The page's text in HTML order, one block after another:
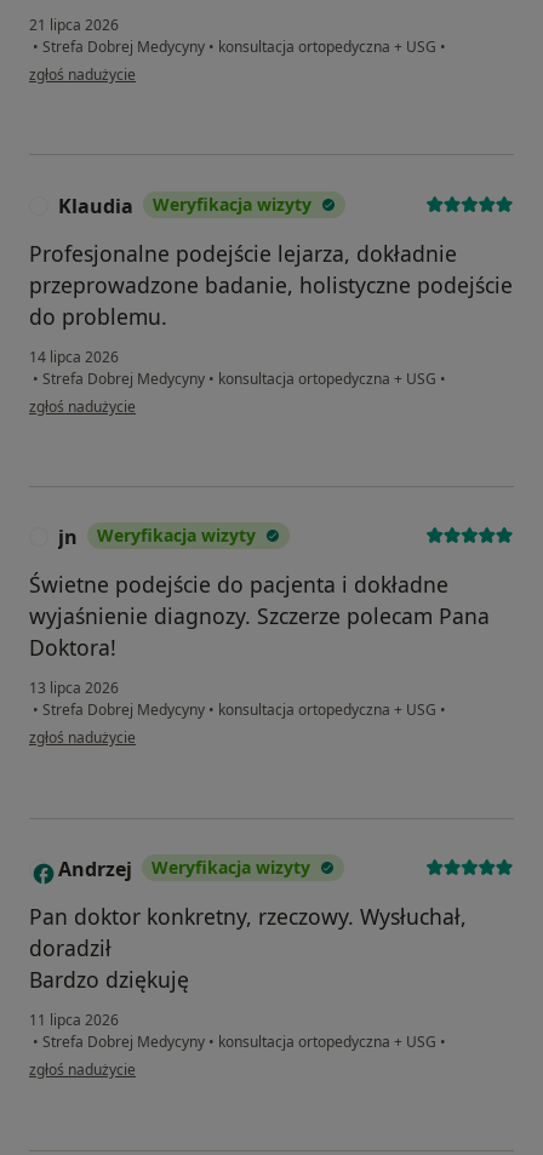
21 lipca 2026
• Strefa Dobrej Medycyny • konsultacja ortopedyczna + USG •
w opinii użytkownika Szymon
zgłoś nadużycie
Klaudia Weryfikacja wizyty
Profesjonalne podejście lejarza, dokładnie
przeprowadzone badanie, holistyczne podejście
do problemu.
14 lipca 2026
• Strefa Dobrej Medycyny • konsultacja ortopedyczna + USG •
w opinii użytkownika Klaudia
zgłoś nadużycie
jn Weryfikacja wizyty
Świetne podejście do pacjenta i dokładne
wyjaśnienie diagnozy. Szczerze polecam Pana
Doktora!
13 lipca 2026
• Strefa Dobrej Medycyny • konsultacja ortopedyczna + USG •
w opinii użytkownika jn
zgłoś nadużycie
A Andrzej Weryfikacja wizyty
Pan doktor konkretny, rzeczowy. Wysłuchał,
doradził
Bardzo dziękuję
11 lipca 2026
• Strefa Dobrej Medycyny • konsultacja ortopedyczna + USG •
w opinii użytkownika Andrzej
zgłoś nadużycie